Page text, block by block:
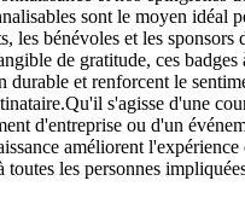
sont le moyen idéal
les bénévoles et les sponsors
de gratitude, ces badges
durable et renforcent le
s'agisse d'une
d'entreprise ou d'un
améliorent l'expérience
les personnes